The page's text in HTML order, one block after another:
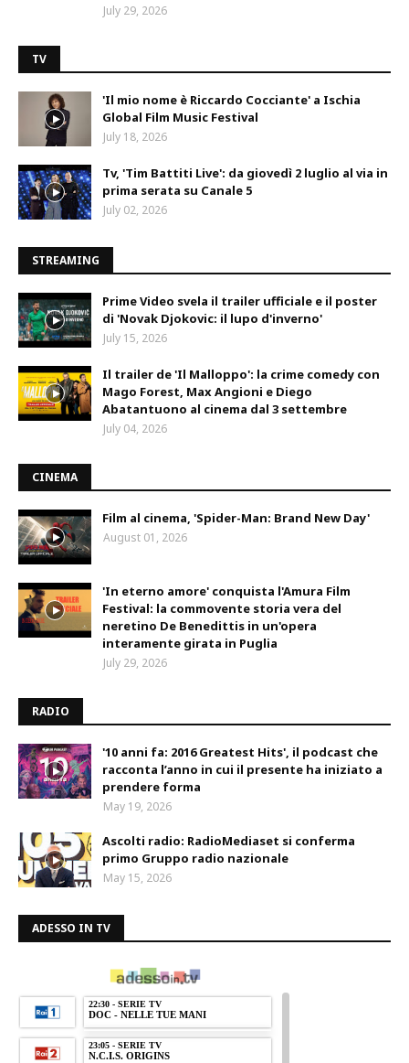
July 29, 2026
TV
'Il mio nome è Riccardo Cocciante' a Ischia
Global Film Music Festival
July 18, 2026
Tv, 'Tim Battiti Live': da giovedì 2 luglio al via in
prima serata su Canale 5
July 02, 2026
STREAMING
Prime Video svela il trailer ufficiale e il poster
di 'Novak Djokovic: il lupo d'inverno'
July 15, 2026
Il trailer de 'Il Malloppo': la crime comedy con
Mago Forest, Max Angioni e Diego
Abatantuono al cinema dal 3 settembre
July 04, 2026
CINEMA
Film al cinema, 'Spider-Man: Brand New Day'
August 01, 2026
'In eterno amore' conquista l'Amura Film
Festival: la commovente storia vera del
neretino De Benedittis in un'opera
interamente girata in Puglia
July 29, 2026
RADIO
'10 anni fa: 2016 Greatest Hits', il podcast che
racconta l’anno in cui il presente ha iniziato a
prendere forma
May 19, 2026
Ascolti radio: RadioMediaset si conferma
primo Gruppo radio nazionale
May 15, 2026
ADESSO IN TV